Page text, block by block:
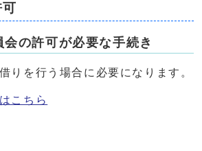
会の許可が必要な手続き
りを行う場合に必要になります。
こちら